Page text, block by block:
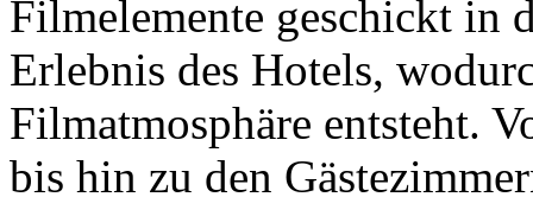
Filmelemente geschickt in
Erlebnis des Hotels,
Filmatmosphäre entsteht.
bis hin zu den